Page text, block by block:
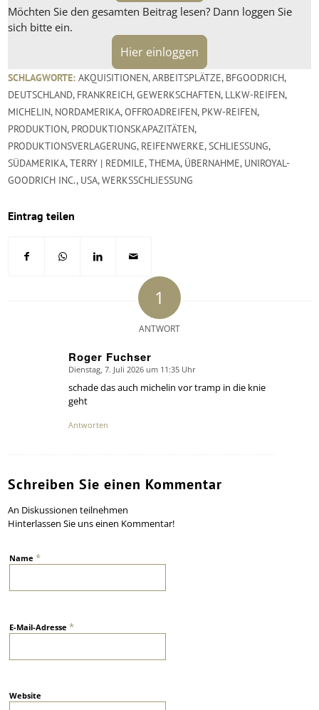
Möchten Sie den gesamten Beitrag lesen? Dann loggen Sie
sich bitte ein.
Hier einloggen
SCHLAGWORTE: AKQUISITIONEN,ARBEITSPLÄTZE, BFGOODRICH,
DEUTSCHLAND, FRANKREICH,GEWERKSCHAFTEN, LLKW-REIFEN,
MICHELIN, NORDAMERIKA,OFFROADREIFEN, PKW-REIFEN,
PRODUKTION, PRODUKTIONSKAPAZITÄTEN,
PRODUKTIONSVERLAGERUNG, REIFENWERKE,SCHLIESSUNG ,
SÜDAMERIKA,TERRY | REDMILE,THEMA, ÜBERNAHME, UNIROYAL-
GOODRICH INC., USA,WERKSSCHLIESSUNG
Eintrag teilen
1
ANTWORT
Roger Fuchser
says:
Dienstag, 7. Juli 2026 um 11:35 Uhr
schade das auch michelin vor tramp in die knie
geht
Antworten
Schreiben Sie einen Kommentar
An Diskussionen teilnehmen
Hinterlassen Sie uns einen Kommentar!
Name*
E-Mail-Adresse*
Website